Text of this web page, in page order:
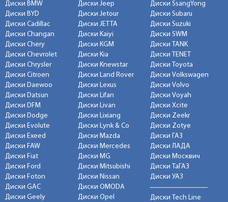
Диски BMW
Диски BYD
Диски Cadillac
Диски Changan
Диски Chery
Диски Chevrolet
Диски Chrysler
Диски Citroen
Диски Daewoo
Диски Datsun
Диски DFM
Диски Dodge
Диски Evolute
Диски Exeed
Диски FAW
Диски Fiat
Диски Ford
Диски Foton
Диски GAC
Диски Geely
Диски Jeep
Диски Jetour
Диски JETTA
Диски Kaiyi
Диски KGM
Диски Kia
Диски Knewstar
Диски Land Rover
Диски Lexus
Диски Lifan
Диски Livan
Диски Lixiang
Диски Lynk & Co
Диски Mazda
Диски Mercedes
Диски MG
Диски Mitsubishi
Диски Nissan
Диски OMODA
Диски Opel
Диски SsangYong
Диски Subaru
Диски Suzuki
Диски SWM
Диски TANK
Диски TENET
Диски Toyota
Диски Volkswagen
Диски Volvo
Диски Voyah
Диски Xcite
Диски Zeekr
Диски Zotye
Диски ГАЗ
Диски ЛАДА
Диски Москвич
Диски ТаГАЗ
Диски УАЗ
Диски Tech Line